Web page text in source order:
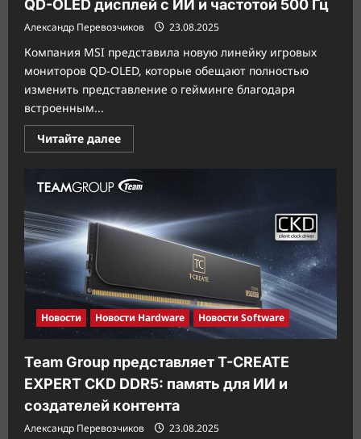
QD-OLED дисплей с ИИ и частотой 500 Гц
Александр Перевозчиков 23.08.2025
Компания MSI представила новую линейку игровых
мониторов QD-OLED, которые обещают полностью
изменить представление о гейминге благодаря
встроенным...
Читайте далееПрочитать
больше
из
будущего:
представила
QD-
OLED
дисплей
и
частотой
500
Гц
Новости Новости Hardware Новости Software
Team Group представляет T-CREATE
EXPERT CKD DDR5: память для ИИ и
создателей контента
Александр Перевозчиков 23.08.2025